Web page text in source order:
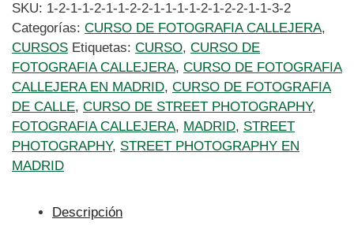
SKU: 1-2-1-1-2-1-1-2-2-1-1-1-1-2-1-2-2-1-1-3-2
Categorías: CURSO DE FOTOGRAFIA CALLEJERA,
CURSOS Etiquetas: CURSO, CURSO DE
FOTOGRAFIA CALLEJERA, CURSO DE FOTOGRAFIA
CALLEJERA EN MADRID, CURSO DE FOTOGRAFIA
DE CALLE, CURSO DE STREET PHOTOGRAPHY,
FOTOGRAFIA CALLEJERA, MADRID, STREET
PHOTOGRAPHY, STREET PHOTOGRAPHY EN
MADRID
Descripción